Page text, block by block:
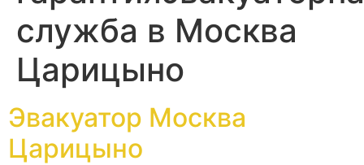
служба в Москва
Царицыно
Эвакуатор Москва
Царицыно